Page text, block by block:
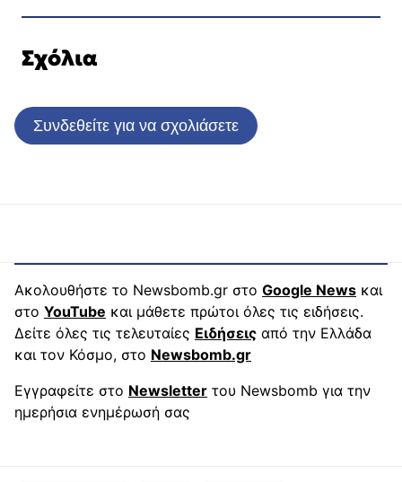
Σχόλια
Συνδεθείτε για να σχολιάσετε
Ακολουθήστε το Newsbomb.gr στο Google News και
στο YouTube και μάθετε πρώτοι όλες τις ειδήσεις.
Δείτε όλες τις τελευταίες Ειδήσεις από την Ελλάδα
και τον Κόσμο, στο Newsbomb.gr
Εγγραφείτε στο Newsletter του Newsbomb για την
ημερήσια ενημέρωσή σας